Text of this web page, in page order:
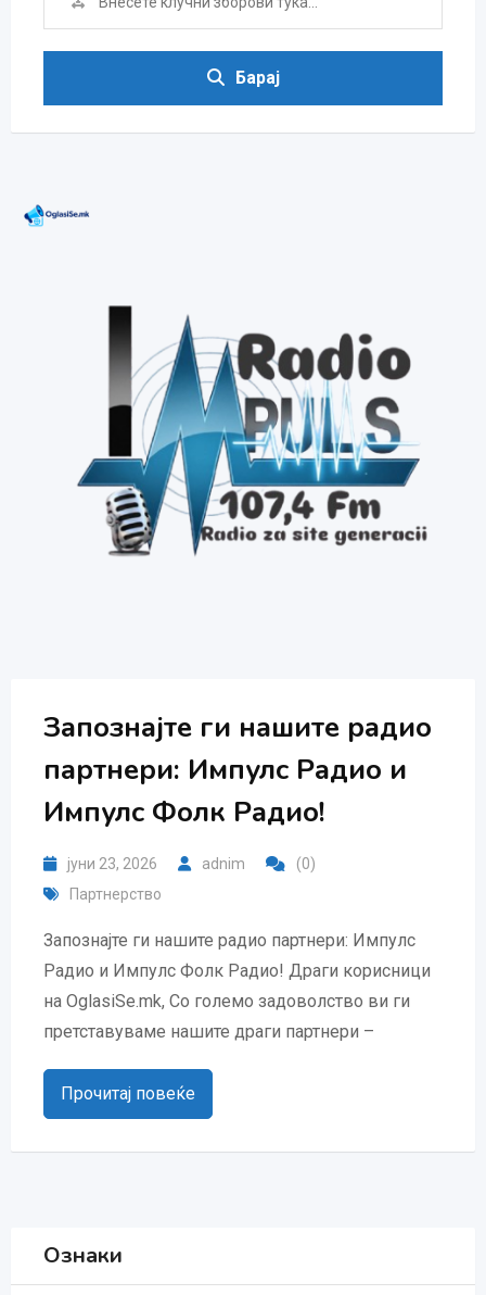
Барај
Запознајте ги нашите радио
партнери: Импулс Радио и
Импулс Фолк Радио!
јуни 23, 2026 adnim
(0)
Партнерство
Запознајте ги нашите радио партнери: Импулс
Радио и Импулс Фолк Радио! Драги корисници
на OglasiSe.mk, Со големо задоволство ви ги
претставуваме нашите драги партнери –
Прочитај повеќе
Ознаки